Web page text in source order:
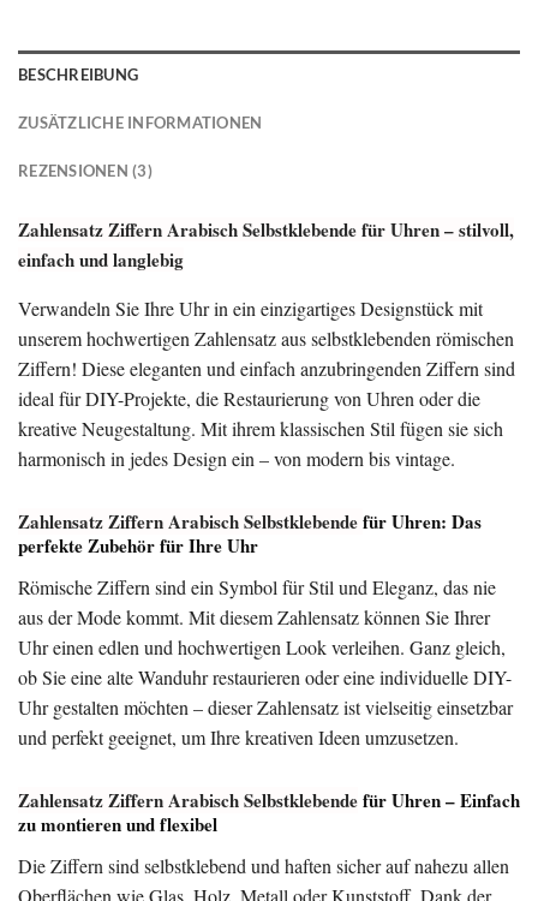
BESCHREIBUNG
ZUSÄTZLICHE INFORMATIONEN
REZENSIONEN (3)
Zahlensatz Ziffern Arabisch Selbstklebende für Uhren – stilvoll,
einfach und langlebig
Verwandeln Sie Ihre Uhr in ein einzigartiges Designstück mit
unserem hochwertigen Zahlensatz aus selbstklebenden römischen
Ziffern! Diese eleganten und einfach anzubringenden Ziffern sind
ideal für DIY-Projekte, die Restaurierung von Uhren oder die
kreative Neugestaltung. Mit ihrem klassischen Stil fügen sie sich
harmonisch in jedes Design ein – von modern bis vintage.
Zahlensatz Ziffern Arabisch Selbstklebendefür Uhren: Das
perfekte Zubehör für Ihre Uhr
Römische Ziffern sind ein Symbol für Stil und Eleganz, das nie
aus der Mode kommt. Mit diesem Zahlensatz können Sie Ihrer
Uhr einen edlen und hochwertigen Look verleihen. Ganz gleich,
ob Sie eine alte Wanduhr restaurieren oder eine individuelle DIY-
Uhr gestalten möchten – dieser Zahlensatz ist vielseitig einsetzbar
und perfekt geeignet, um Ihre kreativen Ideen umzusetzen.
Zahlensatz Ziffern Arabisch Selbstklebendefür Uhren – Einfach
zu montieren und flexibel
Die Ziffern sind selbstklebend und haften sicher auf nahezu allen